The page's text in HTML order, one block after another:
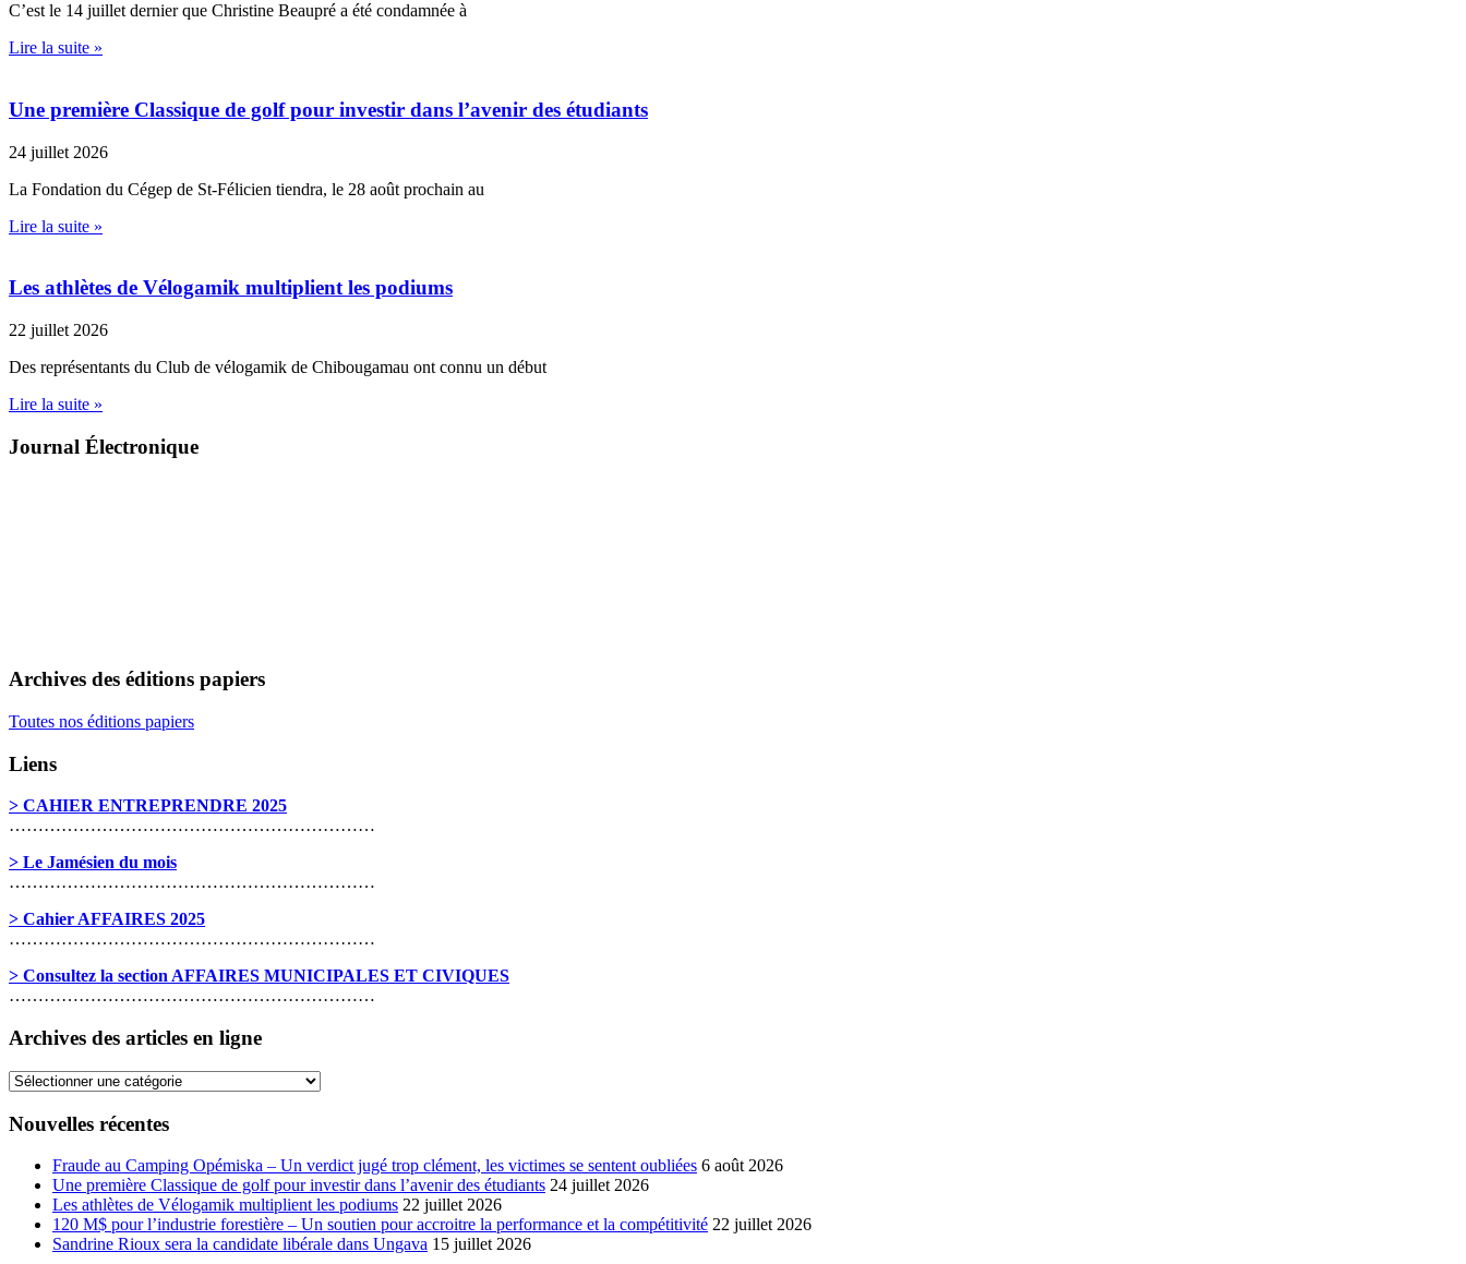
C’est le 14 juillet dernier que Christine Beaupré a été condamnée à
Lire la suite »
Une première Classique de golf pour investir dans l’avenir des étudiants
24 juillet 2026
La Fondation du Cégep de St-Félicien tiendra, le 28 août prochain au
Lire la suite »
Les athlètes de Vélogamik multiplient les podiums
22 juillet 2026
Des représentants du Club de vélogamik de Chibougamau ont connu un début
Lire la suite »
Journal Électronique
Archives des éditions papiers
Toutes nos éditions papiers
Liens
> CAHIER ENTREPRENDRE 2025
………………………………………………………
> Le Jamésien du mois
………………………………………………………
> Cahier AFFAIRES 2025
………………………………………………………
> Consultez la section AFFAIRES MUNICIPALES ET CIVIQUES
………………………………………………………
Archives des articles en ligne
Archives
articles
Nouvelles récentes
Fraude au Camping Opémiska – Un verdict jugé trop clément, les victimes se sentent oubliées 6 août 2026
Une première Classique de golf pour investir dans l’avenir des étudiants 24 juillet 2026
Les athlètes de Vélogamik multiplient les podiums 22 juillet 2026
120 M$ pour l’industrie forestière – Un soutien pour accroitre la performance et la compétitivité 22 juillet 2026
Sandrine Rioux sera la candidate libérale dans Ungava 15 juillet 2026